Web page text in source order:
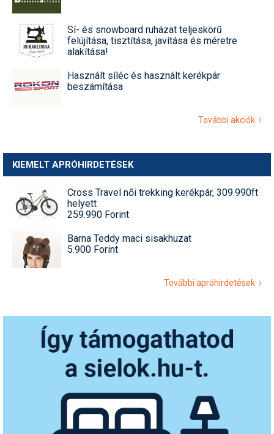
Sí- és snowboard ruházat teljeskörű
felújítása, tisztítása, javítása és méretre
alakítása!
Használt síléc és használt kerékpár
beszámítása
További akciók
KIEMELT APRÓHIRDETÉSEK
Cross Travel női trekking kerékpár, 309.990ft
helyett
259.990 Forint
Barna Teddy maci sisakhuzat
5.900 Forint
További apróhirdetések